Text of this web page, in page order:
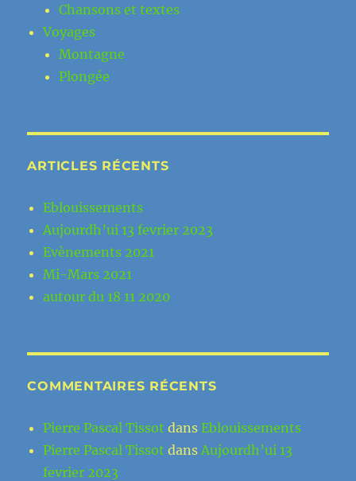
Chansons et textes
Voyages
Montagne
Plongée
ARTICLES RÉCENTS
Eblouissements
Aujourdh’ui 13 fevrier 2023
Evènements 2021
Mi-Mars 2021
autour du 18 11 2020
COMMENTAIRES RÉCENTS
Pierre Pascal Tissot dansEblouissements
Pierre Pascal Tissot dans Aujourdh’ui 13
fevrier 2023